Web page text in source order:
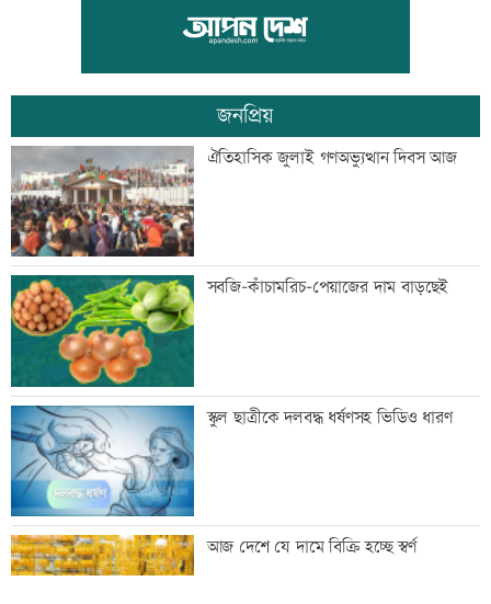
রোববার চট্টগ্রামে যাচ্ছেন প্রধানমন্ত্রী
বিয়ে না করার কারণ জানালেন আমিশা
আওয়ামী লীগের সঙ্গে গণতন্ত্র যায় না: মির্জা
ফখরুল
ডেপুটি ম্যানেজার চেয়ে ব্র্যাকে নিয়োগ
‘আমার স্বপ্ন আপনাদের কাছে দিয়ে গেলাম’
জনপ্রিয়
ঐতিহাসিক জুলাই গণঅভ্যুত্থান দিবস আজ
সবজি-কাঁচামরিচ-পেয়াজের দাম বাড়ছেই
স্কুল ছাত্রীকে দলবদ্ধ ধর্ষণসহ ভিডিও ধারণ
আজ দেশে যে দামে বিক্রি হচ্ছে স্বর্ণ